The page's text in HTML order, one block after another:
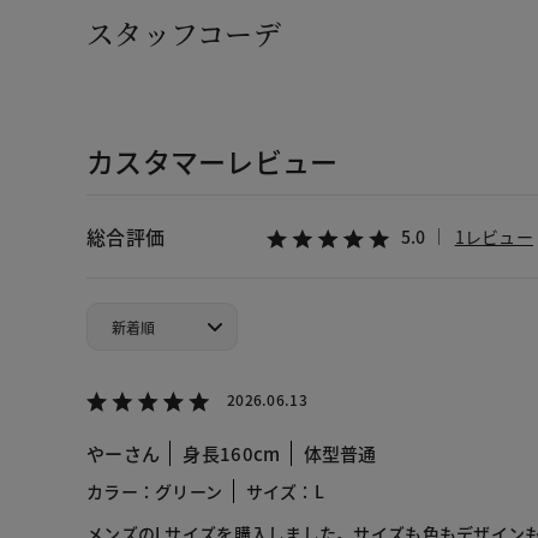
スタッフコーデ
カスタマーレビュー
総合評価 5.0 1レビュー
2026.06.13
やーさん 身長160cm 体型普通
カラー：グリーン
サイズ：L